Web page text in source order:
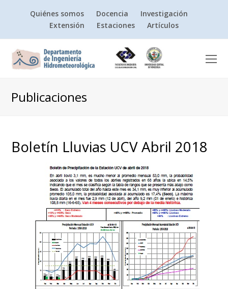
Quiénes somos Docencia
Investigación
Extensión
Estaciones Artículos
Publicaciones
Boletín Lluvias UCV Abril 2018